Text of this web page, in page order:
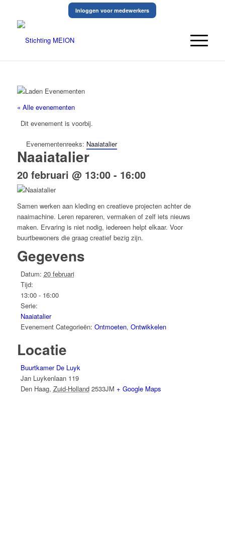
Inloggen voor medewerkers
« Alle evenementen
Dit evenement is voorbij.
Evenementenreeks: Naaiatalier
Naaiatalier
20 februari @ 13:00- 16:00
Samen werken aan kleding en creatieve projecten achter de
naaimachine. Leren repareren, vermaken of zelf iets nieuws
maken. Ervaring is niet nodig, iedereen helpt elkaar. Voor
buurtbewoners die graag creatief bezig zijn.
Gegevens
Datum: 20 februari
Tijd:
13:00 - 16:00
Serie:
Naaiatalier
Evenement Categorieën: Ontmoeten, Ontwikkelen
Locatie
Buurtkamer De Luyk
Jan Luykenlaan 119
Den Haag, Zuid-Holland 2533JM + Google Maps